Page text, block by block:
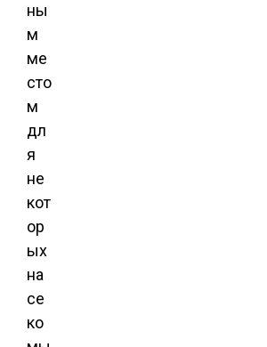
ны
м
ме
сто
м
дл
я
не
кот
ор
ых
на
се
ко